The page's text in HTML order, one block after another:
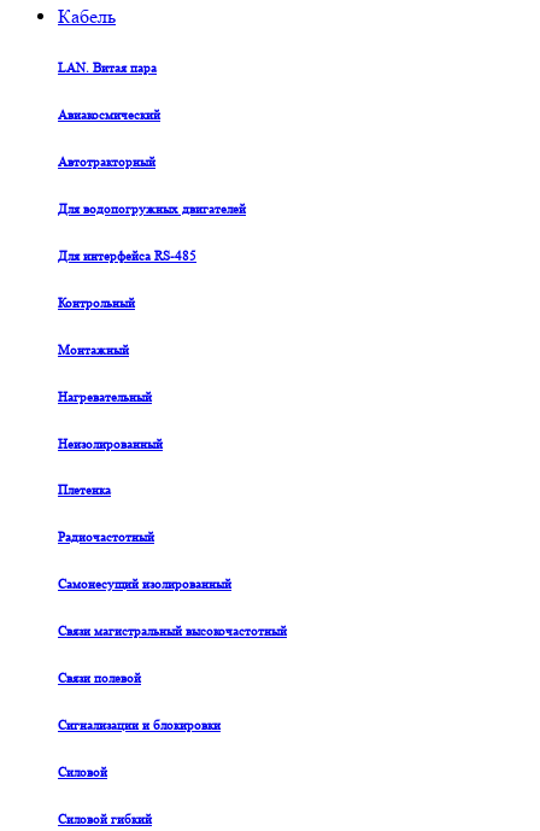
Кабель
LAN. Витая пара
Авиакосмический
Автотракторный
Для водопогружных двигателей
Для интерфейса RS-485
Контрольный
Монтажный
Нагревательный
Неизолированный
Плетенка
Радиочастотный
Самонесущий изолированный
Связи магистральный высокочастотный
Связи полевой
Сигнализации и блокировки
Силовой
Силовой гибкий